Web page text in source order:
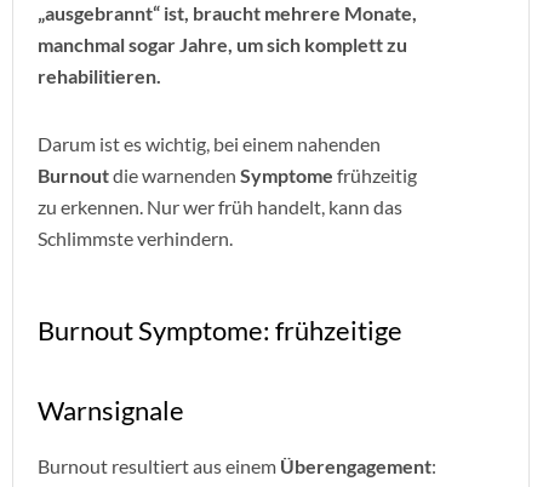
„ausgebrannt“ ist, braucht mehrere Monate,
manchmal sogar Jahre, um sich komplett zu
rehabilitieren.
Darum ist es wichtig, bei einem nahenden
Burnoutdie warnenden Symptome frühzeitig
zu erkennen. Nur wer früh handelt, kann das
Schlimmste verhindern.
Burnout Symptome: frühzeitige
Warnsignale
Burnout resultiert aus einem Überengagement: